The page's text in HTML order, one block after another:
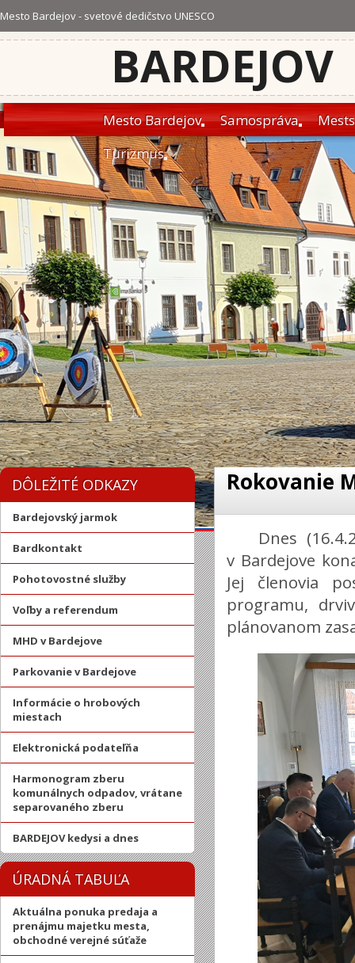
Mesto Bardejov - svetové dedičstvo UNESCO
BARDEJOV
Mesto Bardejov Samospráva
Turizmus
DÔLEŽITÉ ODKAZY
Bardejovský jarmok
Bardkontakt
Pohotovostné služby
Voľby a referendum
MHD v Bardejove
Parkovanie v Bardejove
Informácie o hrobových
miestach
Elektronická podateľňa
Harmonogram zberu
komunálnych odpadov, vrátane
separovaného zberu
BARDEJOV kedysi a dnes
ÚRADNÁ TABUĽA
Aktuálna ponuka predaja a
prenájmu majetku mesta,
obchodné verejné súťaže
Rokovanie
Dnes
v Bardejove
Jej členovia
programu,
plánovanom